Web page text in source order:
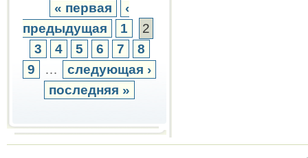
« первая
‹
предыдущая
1
2
3
4 5 6 7
8
9
…
следующая ›
последняя »